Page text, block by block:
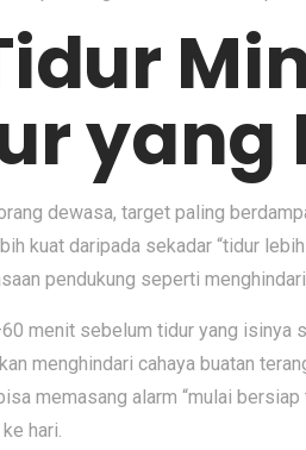
yang
dewasa, target paling
kuat daripada sekadar “tidur
pendukung seperti
menit sebelum tidur yang isinya
menghindari cahaya buatan
memasang alarm “mulai
hari.